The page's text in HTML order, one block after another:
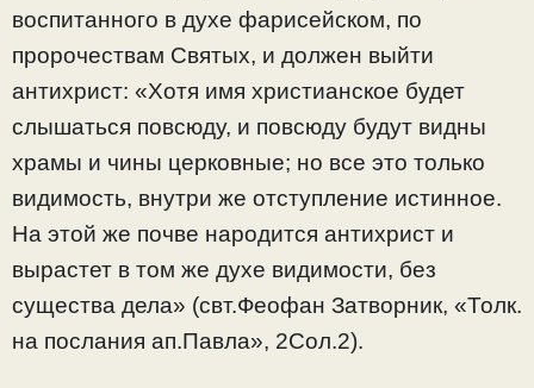
воспитанного в духе фарисейском, по
пророчествам Святых, и должен выйти
антихрист: «Хотя имя христианское будет
слышаться повсюду, и повсюду будут видны
храмы и чины церковные; но все это только
видимость, внутри же отступление истинное.
На этой же почве народится антихрист и
вырастет в том же духе видимости, без
существа дела» (свт.Феофан Затворник, «Толк.
на послания ап.Павла», 2Сол.2).